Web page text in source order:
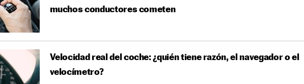
muchos conductores cometen
Velocidad real del coche: ¿quién tiene razón, el navegador o el
velocímetro?